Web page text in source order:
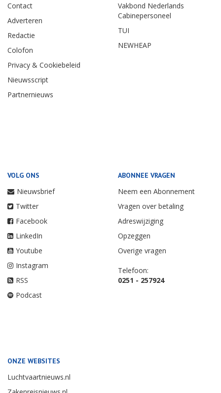
Contact
Adverteren
Redactie
Colofon
Privacy & Cookiebeleid
Nieuwsscript
Partnernieuws
Vakbond Nederlands
Cabinepersoneel
TUI
NEWHEAP
VOLG ONS
Nieuwsbrief
Twitter
Facebook
LinkedIn
Youtube
Instagram
RSS
Podcast
ABONNEE VRAGEN
Neem een Abonnement
Vragen over betaling
Adreswijziging
Opzeggen
Overige vragen
Telefoon:
0251 - 257924
ONZE WEBSITES
Luchtvaartnieuws.nl